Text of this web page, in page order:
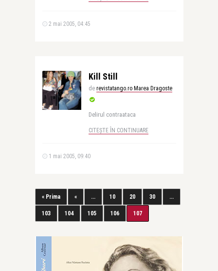
2 mai 2005, 04:45
Kill Still
de revistatango.ro Marea Dragoste
Delirul contraataca
CITEȘTE ÎN CONTINUARE
1 mai 2005, 09:40
« Prima « ... 10 20 30 ...
103 104 105 106 107